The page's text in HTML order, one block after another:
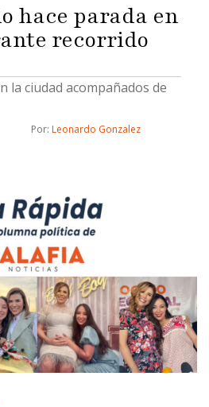
hace parada en
recorrido
la ciudad acompañados de
Por: Leonardo Gonzalez